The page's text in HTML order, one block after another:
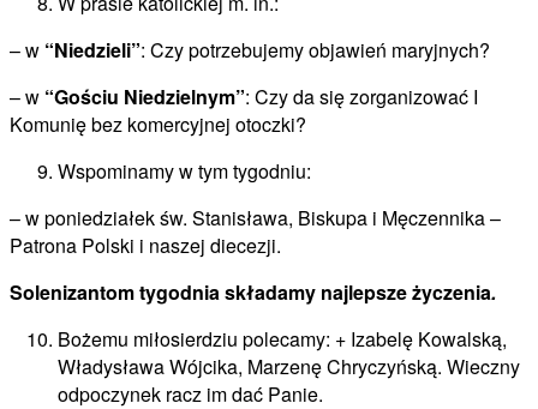
– w “Niedzieli”: Czy potrzebujemy objawień maryjnych?
– w “Gościu Niedzielnym”: Czy da się zorganizować I
Komunię bez komercyjnej otoczki?
Wspominamy w tym tygodniu:
– w poniedziałek św. Stanisława, Biskupa i Męczennika –
Patrona Polski i naszej diecezji.
Solenizantom tygodnia składamy najlepsze życzenia.
Bożemu miłosierdziu polecamy: + Izabelę Kowalską,
Władysława Wójcika, Marzenę Chryczyńską. Wieczny
odpoczynek racz im dać Panie.